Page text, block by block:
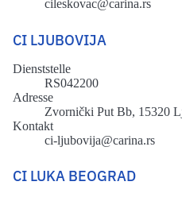
cileskovac@carina.rs
CI LJUBOVIJA
Dienststelle
RS042200
Adresse
Zvornički Put Bb, 15320
Kontakt
ci-ljubovija@carina.rs
CI LUKA BEOGRAD